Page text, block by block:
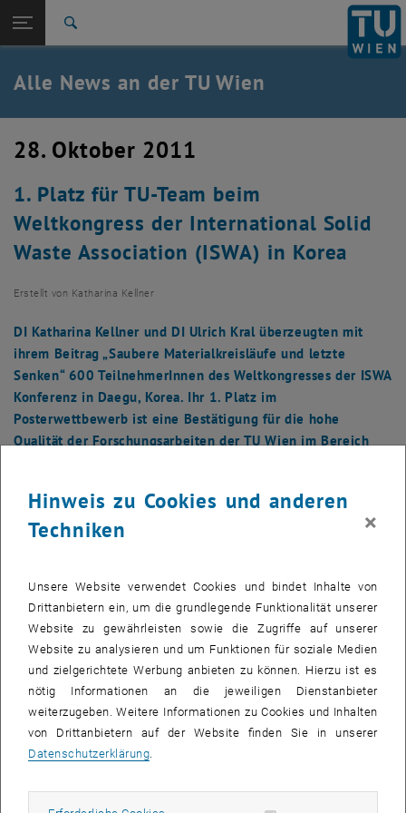
TU Login
Quicklinks
Quicklinks-Menü umschalten
Studium
Karriere
Zurück: Subseiten von TU Wien Startseite auflisten
Zurück zur letzten Ebene:
TU Wien Startseite
Übersicht
Alle News an der TU Wien
28. Oktober 2011
1. Platz für TU-Team beim
Weltkongress der International Solid
Waste Association (ISWA) in Korea
Erstellt von Katharina Kellner
DI Katharina Kellner und DI Ulrich Kral überzeugten mit
ihrem Beitrag „Saubere Materialkreisläufe und letzte
Senken“ 600 TeilnehmerInnen des Weltkongresses der ISWA
Konferenz in Daegu, Korea. Ihr 1. Platz im
Posterwettbewerb ist eine Bestätigung für die hohe
Qualität der Forschungsarbeiten der TU Wien im Bereich
eine entscheidende Rolle. Durch das Recyclieren von Materialien
werden Primärressourcen geschont und die Umweltbelastungen
verringert. Während die Wiederverwendung von Wertstoffen im
Zentrum der praktischen Umsetzung steht, so wird derzeit der
qualitativen Zusammensetzung von Recyclingprodukten zu wenig
Achtung geschenkt. Speziell für die technischen Eigenschaften der
Recyclingprodukte sowie für deren Umweltverträglichkeit spielen
aber die Konzentrationen an Wert- und Schadstoffen eine zentrale
Rolle. Kommt es nämlich zur Verlagerung von Schadstoffen in
sowie Mensch und Umwelt haben. Um diese Gefahr zu bannen, ist
Hinweis zu Cookies und anderen
Techniken
×
Unsere Website verwendet Cookies und bindet Inhalte von
Drittanbietern ein, um die grundlegende Funktionalität unserer
Website zu gewährleisten sowie die Zugriffe auf unserer
Website zu analysieren und um Funktionen für soziale Medien
und zielgerichtete Werbung anbieten zu können. Hierzu ist es
nötig Informationen an die jeweiligen Dienstanbieter
weiterzugeben. Weitere Informationen zu Cookies und Inhalten
von Drittanbietern auf der Website finden Sie in unserer
Datenschutzerklärung